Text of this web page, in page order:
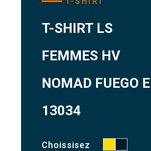
T-SHIRT LS
FEMMES HV
NOMAD FUEGO
13034
Choissisez